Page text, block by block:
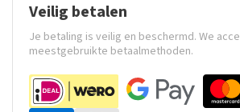
Veilig betalen
Je betaling is veilig en beschermd. We
meestgebruikte betaalmethoden.